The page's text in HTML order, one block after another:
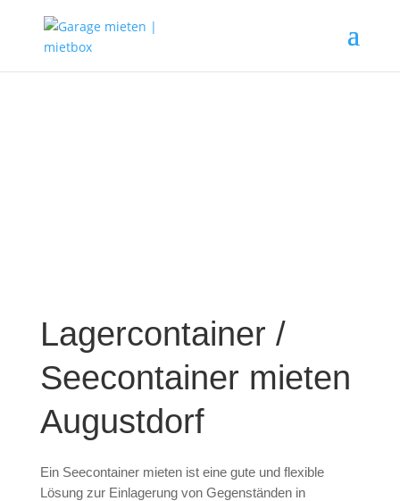
Lagercontainer /
Seecontainer mieten
Augustdorf
Ein Seecontainer mieten ist eine gute und flexible
Lösung zur Einlagerung von Gegenständen in